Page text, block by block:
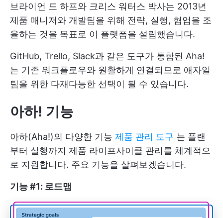
브라이언 드 하프와 크리스 워터스 박사는 2013년
제품 매니저와 개발팀을 위해 전략, 실행, 협업을 조
율하는 것을 목표로 이 플랫폼을 설립했습니다.
GitHub, Trello, Slack과 같은 도구가 통합된 Aha!
는 기존 워크플로우와 원활하게 연결되므로 애자일
팀을 위한 다재다능한 선택이 될 수 있습니다.
아하! 기능
아하(Aha!)의 다양한 기능 제품 관리 도구 는 플랜
부터 실행까지 제품 라이프사이클 관리를 체계적으
로 지원합니다. 주요 기능을 살펴보겠습니다.
기능 #1: 로드맵